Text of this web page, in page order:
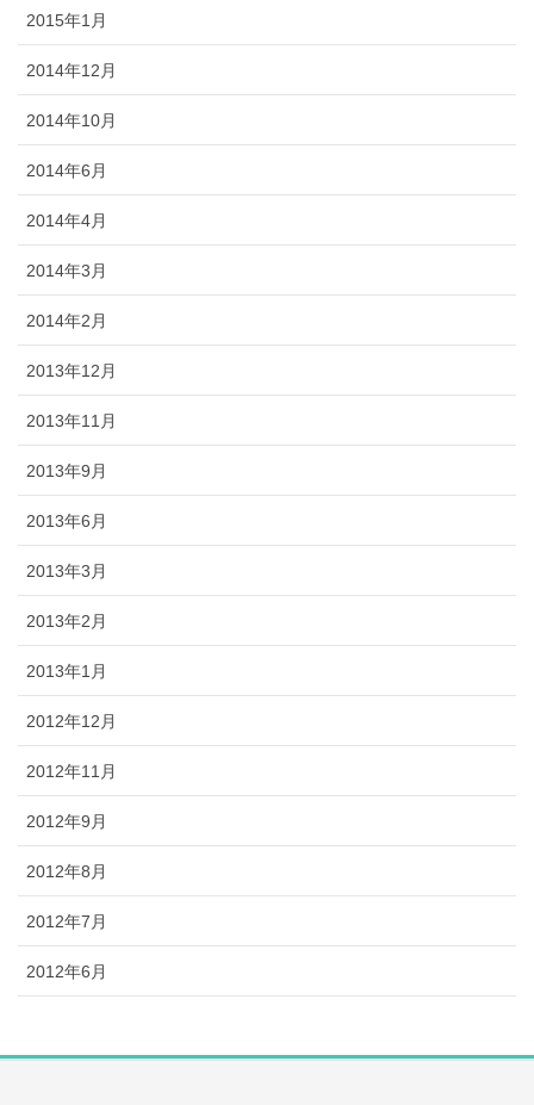
2015年1月
2014年12月
2014年10月
2014年6月
2014年4月
2014年3月
2014年2月
2013年12月
2013年11月
2013年9月
2013年6月
2013年3月
2013年2月
2013年1月
2012年12月
2012年11月
2012年9月
2012年8月
2012年7月
2012年6月